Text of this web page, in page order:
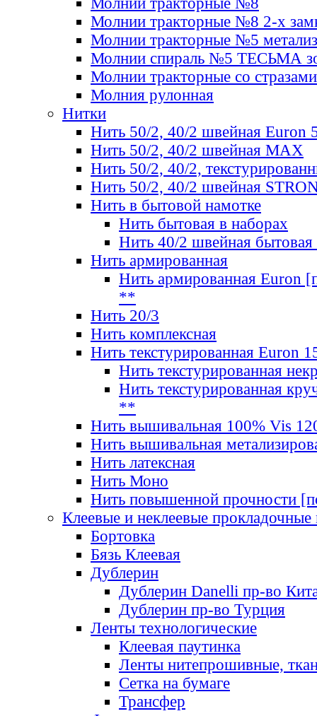
Молнии тракторные №8 2-х
Молнии тракторные №5
Молнии спираль №5 ТЕСЬМА
Молнии тракторные со стразами
Молния рулонная
Нитки
Нить 50/2, 40/2 швейная Euron
Нить 50/2, 40/2 швейная МАХ
Нить 50/2, 40/2,
Нить 50/2, 40/2 швейная
Нить в бытовой намотке
Нить бытовая в наборах
Нить 40/2 швейная бытовая
Нить армированная
Нить армированная Euron
**
Нить 20/3
Нить комплексная
Нить текстурированная Euron
Нить текстурированная
Нить текстурированная
**
Нить вышивальная 100% Vis
Нить вышивальная
Нить латексная
Нить Моно
Нить повышенной прочности
Клеевые и неклеевые прокладочные
Бортовка
Бязь Клеевая
Дублерин
Дублерин Danelli пр-во
Дублерин пр-во Турция
Ленты технологические
Клеевая паутинка
Ленты нитепрошивные,
Сетка на бумаге
Трансфер